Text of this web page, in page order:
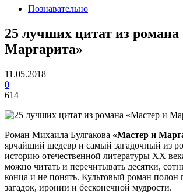
Познавательно
25 лучших цитат из
Маргарита»
11.05.2018
0
614
Роман Михаила Булгакова «Мастер и
ярчайший шедевр и самый загадочный из
историю отечественной литературы XX
можно читать и перечитывать десятки,
конца и не понять. Культовый роман полон
загадок, иронии и бесконечной мудрости.